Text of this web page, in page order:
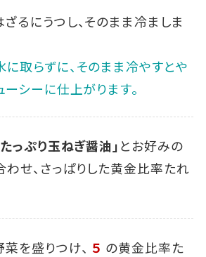
るにうつし、そのまま冷ましま
取らずに、そのまま冷やすとや
ーシーに仕上がります。
っぷり玉ねぎ醤油」とお好みの
せ、さっぱりした黄金比率たれ
を盛りつけ、 ５ の黄金比率た